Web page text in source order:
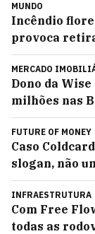
MUNDO
Incêndio
provoca
MERCADO
Dono da
milhões nas
FUTURE OF MONEY
Caso
slogan, não
INFRAESTRUTURA
Com Free
todas as